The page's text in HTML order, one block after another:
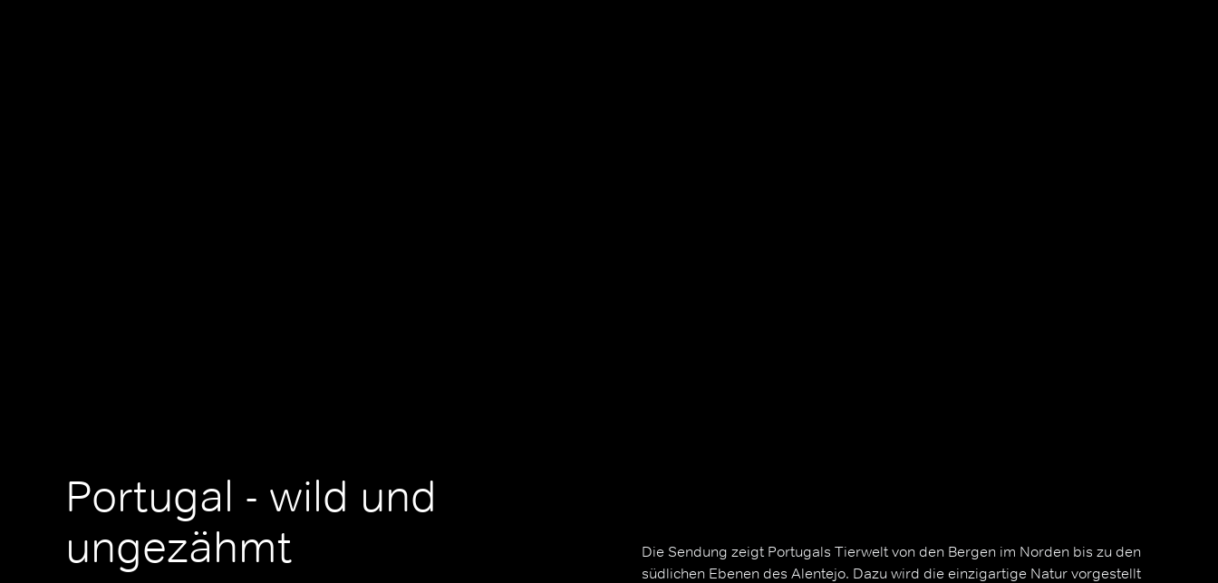
Portugal - wild und
ungezähmt
Die Sendung zeigt Portugals Tierwelt von den Bergen im Norden bis zu den
südlichen Ebenen des Alentejo. Dazu wird die einzigartige Natur vorgestellt